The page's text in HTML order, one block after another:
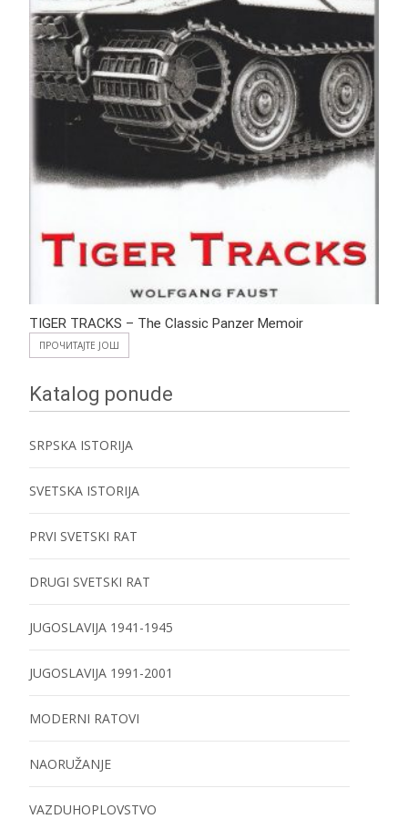
TIGER TRACKS – The Classic Panzer Memoir
ПРОЧИТАЈТЕ ЈОШ
Katalog ponude
SRPSKA ISTORIJA
SVETSKA ISTORIJA
PRVI SVETSKI RAT
DRUGI SVETSKI RAT
JUGOSLAVIJA 1941-1945
JUGOSLAVIJA 1991-2001
MODERNI RATOVI
NAORUŽANJE
VAZDUHOPLOVSTVO